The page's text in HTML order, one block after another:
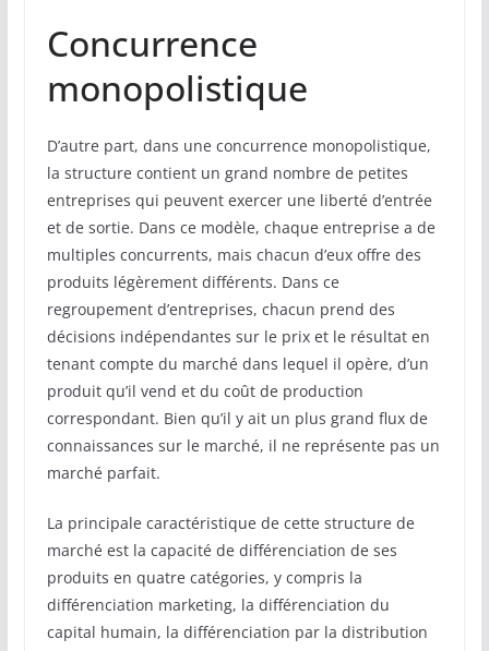
Concurrence
monopolistique
D’autre part, dans une concurrence monopolistique,
la structure contient un grand nombre de petites
entreprises qui peuvent exercer une liberté d’entrée
et de sortie. Dans ce modèle, chaque entreprise a de
multiples concurrents, mais chacun d’eux offre des
produits légèrement différents. Dans ce
regroupement d’entreprises, chacun prend des
décisions indépendantes sur le prix et le résultat en
tenant compte du marché dans lequel il opère, d’un
produit qu’il vend et du coût de production
correspondant. Bien qu’il y ait un plus grand flux de
connaissances sur le marché, il ne représente pas un
marché parfait.
La principale caractéristique de cette structure de
marché est la capacité de différenciation de ses
produits en quatre catégories, y compris la
différenciation marketing, la différenciation du
capital humain, la différenciation par la distribution